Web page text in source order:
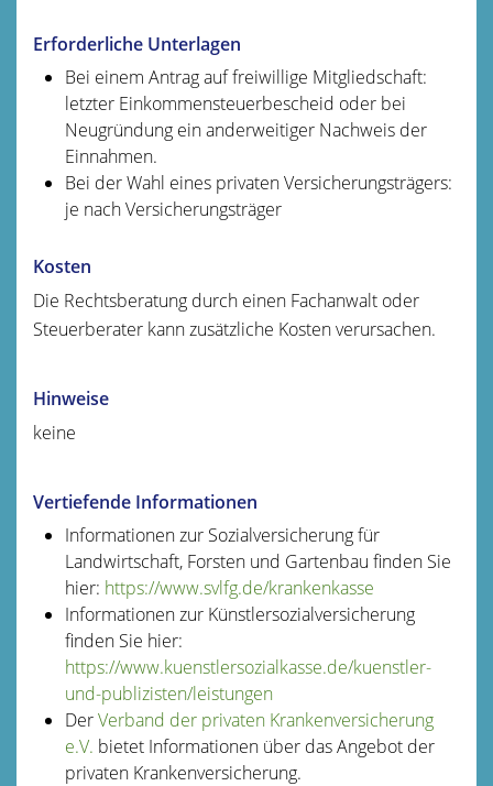
Erforderliche Unterlagen
Bei einem Antrag auf freiwillige Mitgliedschaft:
letzter Einkommensteuerbescheid oder bei
Neugründung ein anderweitiger Nachweis der
Einnahmen.
Bei der Wahl eines privaten Versicherungsträgers:
je nach Versicherungsträger
Kosten
Die Rechtsberatung durch einen Fachanwalt oder
Steuerberater kann zusätzliche Kosten verursachen.
Hinweise
keine
Vertiefende Informationen
Informationen zur Sozialversicherung für
Landwirtschaft, Forsten und Gartenbau finden Sie
hier: https://www.svlfg.de/krankenkasse
Informationen zur Künstlersozialversicherung
finden Sie hier:
https://www.kuenstlersozialkasse.de/kuenstler-
und-publizisten/leistungen
DerVerband der privaten Krankenversicherung
e.V. bietet Informationen über das Angebot der
privaten Krankenversicherung.